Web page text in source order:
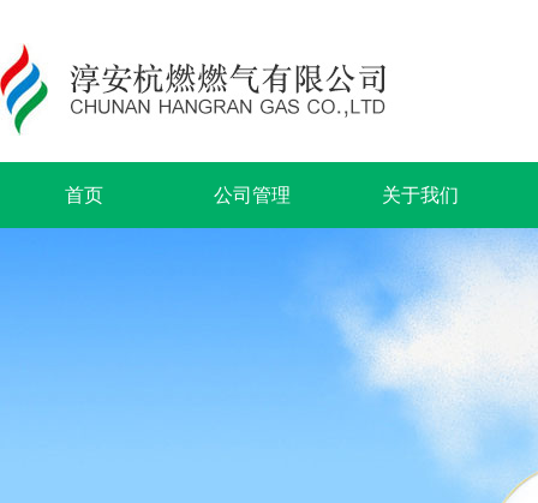
首页 公司管理 关于我们